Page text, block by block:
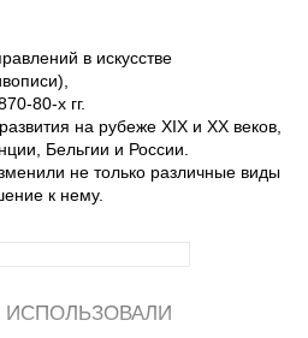
в искусстве
80-х гг.
на рубеже XIX и XX веков,
Бельгии и России.
не только различные виды
к нему.